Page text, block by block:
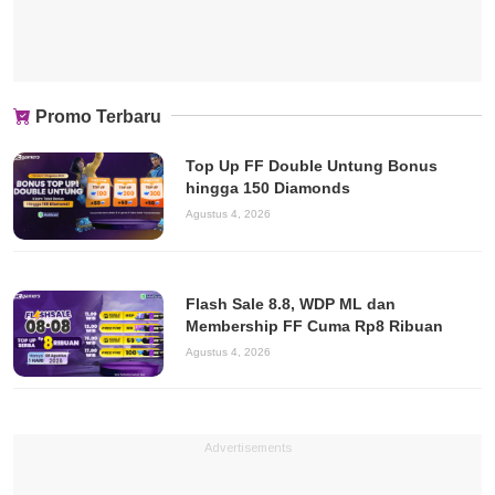
Promo Terbaru
Top Up FF Double Untung Bonus
hingga 150 Diamonds
Agustus 4, 2026
Flash Sale 8.8, WDP ML dan
Membership FF Cuma Rp8 Ribuan
Agustus 4, 2026
Advertisements